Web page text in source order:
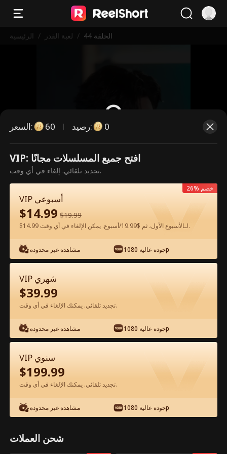
الرئيسية / لعبة القدر / الحلقة 44
هذه حلقة مدفوعة. يرجى فتح القفل
فتح القفل الآن
شاهد مجانًا في التطبيق
الحلقة 44 - لعبة القدر الفيلم كامل
1-50 51-83 جميع الحلقات
السعر: 60 رصيد: 0
VIP: افتح جميع المسلسلات مجانًا
تجديد تلقائي. إلغاء في أي وقت.
VIP أسبوعي
$14.99 $19.99
$14.99 لـالأسبوع الأول، ثم $19.99/أسبوع. يمكن الإلغاء في أي وقت.
مشاهدة غير محدودة جودة عالية 1080p
26% خصم
VIP شهري
$39.99
تجديد تلقائي. يمكنك الإلغاء في أي وقت.
مشاهدة غير محدودة جودة عالية 1080p
VIP سنوي
$199.99
تجديد تلقائي. يمكنك الإلغاء في أي وقت.
مشاهدة غير محدودة جودة عالية 1080p
شحن العملات